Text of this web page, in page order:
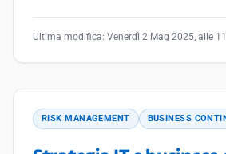
Ultima modifica: Venerdì 2 Mag 2025, alle
RISK MANAGEMENT BUSINESS